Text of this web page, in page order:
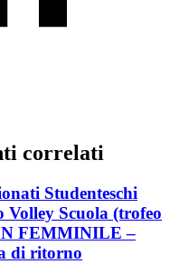
correlati
Studenteschi
Volley Scuola (trofeo
FEMMINILE –
di ritorno